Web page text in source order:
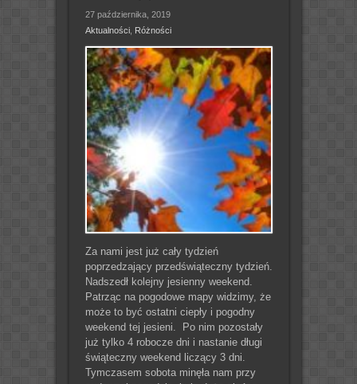
27 października, 2019
Aktualności, Różności
Za nami jest już cały tydzień
poprzedzający przedświąteczny tydzień.
Nadszedł kolejny jesienny weekend.
Patrząc na pogodowe mapy widzimy, że
może to być ostatni ciepły i pogodny
weekend tej jesieni. Po nim pozostały
już tylko 4 robocze dni i nastanie długi
świąteczny weekend liczący 3 dni.
Tymczasem sobota minęła nam przy